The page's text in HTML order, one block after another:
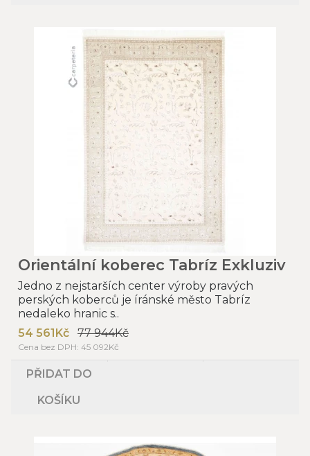
Orientální koberec Tabríz Exkluziv
Jedno z nejstarších center výroby pravých
perských koberců je íránské město Tabríz
nedaleko hranic s..
54 561Kč
77 944Kč
Cena bez DPH: 45 092Kč
PŘIDAT DO
KOŠÍKU